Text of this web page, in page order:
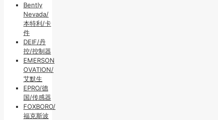
Bently
Nevada/
本特利/卡
件
DEIF/丹
控/控制器
EMERSON
OVATION/
艾默生
EPRO/德
国/传感器
FOXBORO/
福克斯波